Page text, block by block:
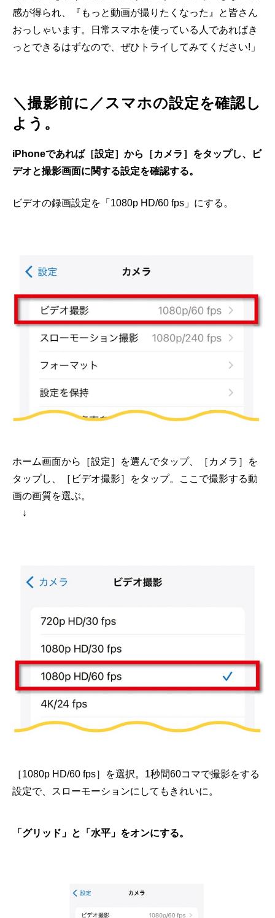
感が得られ、『もっと動画が撮りたくなった』と皆さん
おっしゃいます。日常スマホを使っている人であればき
っとできるはずなので、ぜひトライしてみてください!」
＼撮影前に／スマホの設定を確認し
よう。
iPhoneであれば［設定］から［カメラ］をタップし、ビ
デオと撮影画面に関する設定を確認する。
ビデオの録画設定を「1080p HD/60 fps」にする。
ホーム画面から［設定］を選んでタップ、［カメラ］を
タップし、［ビデオ撮影］をタップ。ここで撮影する動
画の画質を選ぶ。
↓
［1080p HD/60 fps］を選択。1秒間60コマで撮影をする
設定で、スローモーションにしてもきれいに。
「グリッド」と「水平」をオンにする。